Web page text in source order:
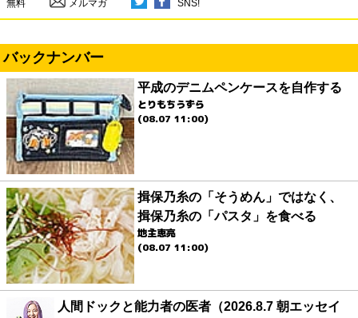
無料 メルマガ SNS!
バックナンバー
平成のデニムペンケースを自作する
とりもちうずら
(08.07 11:00)
揖保乃糸の「そうめん」ではなく、
揖保乃糸の「パスタ」を食べる
地主恵亮
(08.07 11:00)
人間ドックと能力者の医者（2026.8.7 朝エッセイ